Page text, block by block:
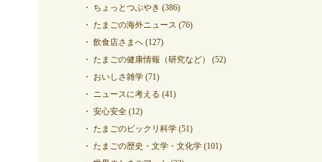
ちょっとつぶやき (386)
たまごの海外ニュース (76)
飲食店さまへ (127)
たまごの健康情報（研究など）
(52)
おいしさ雑学 (71)
ニュースに考える (41)
安心安全 (12)
たまごのビックリ科学 (51)
たまごの歴史・文学・文化学 (101)